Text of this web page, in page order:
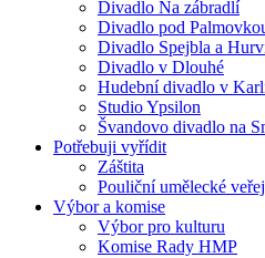
Divadlo Na zábradlí
Divadlo pod
Divadlo Spejbla a
Divadlo v Dlouhé
Hudební divadlo v
Studio Ypsilon
Švandovo divadlo na
Potřebuji vyřídit
Záštita
Pouliční umělecké
Výbor a komise
Výbor pro kulturu
Komise Rady HMP